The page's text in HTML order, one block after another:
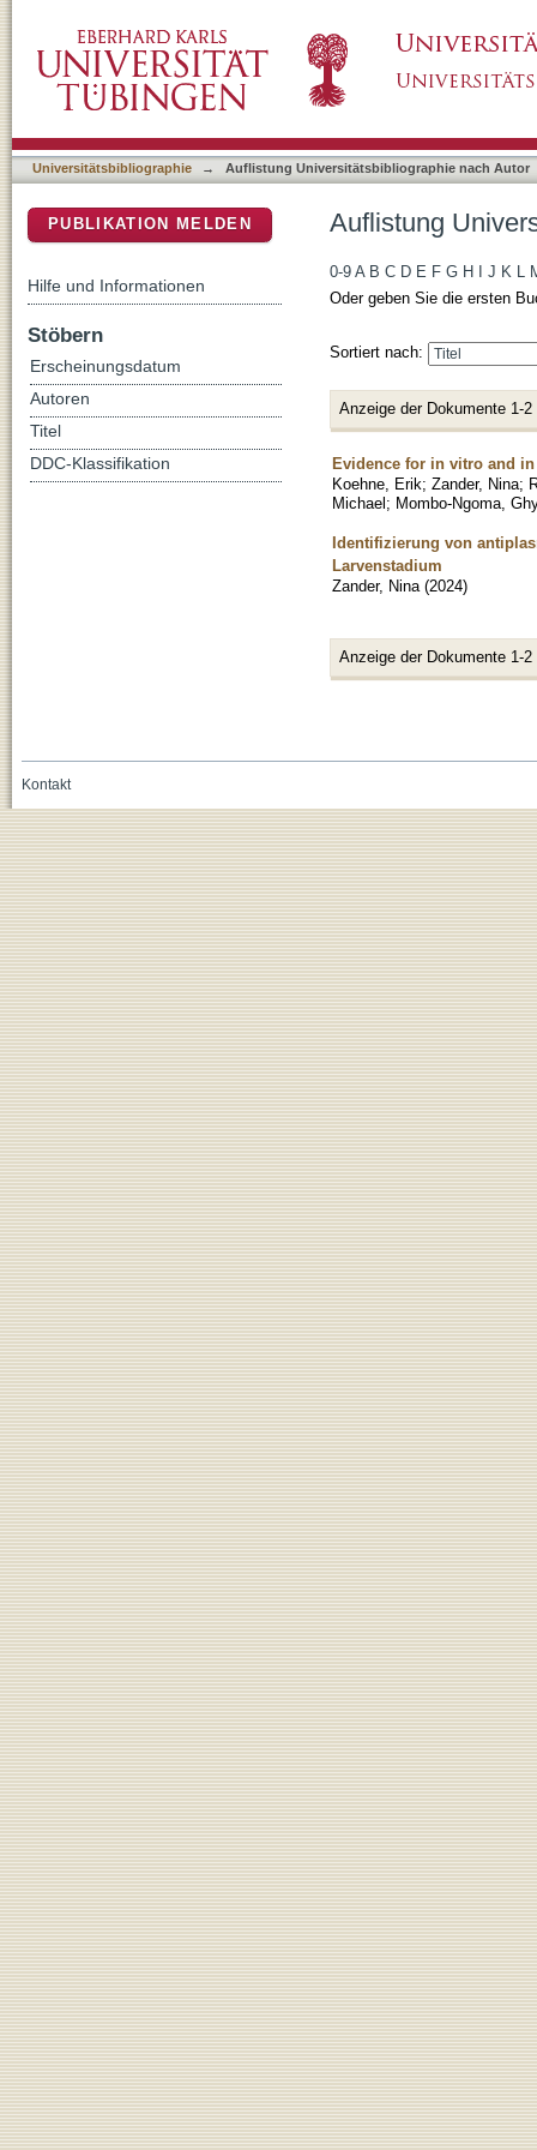
Universitätsbibliographie → Auflistung Universitätsbibliographie nach Autor
Auflistung
0-9 A B C D E F G H J K L
Oder geben Sie die ersten
Sortiert nach:
Anzeige der Dokumente 1-2
Evidence for in vitro and
Koehne, Erik; Zander, Nina;
Michael; Mombo-Ngoma,
Identifizierung von
Larvenstadium
Zander, Nina (2024)
Anzeige der Dokumente 1-2
PUBLIKATION MELDEN
Hilfe und Informationen
Stöbern
Erscheinungsdatum
Autoren
Titel
DDC-Klassifikation
Kontakt